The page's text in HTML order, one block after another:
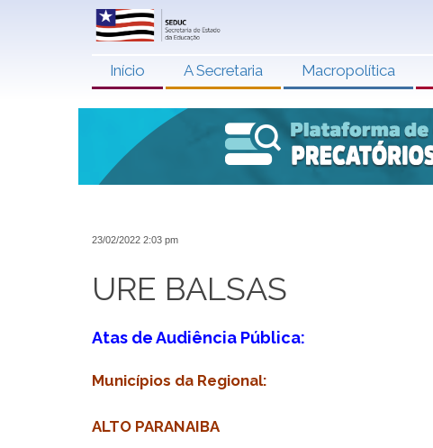
Início A Secretaria Macropolítica
23/02/2022 2:03 pm
URE BALSAS
Atas de Audiência Pública:
Municípios da Regional:
ALTO PARANAIBA